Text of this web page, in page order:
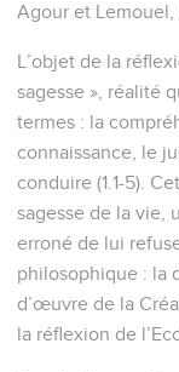
Agour et Lemouel,
L’objet de la
sagesse », réalité
termes : la
connaissance, le
conduire (1.1-5).
sagesse de la vie,
erroné de lui
philosophique : la
d’œuvre de la
la réflexion de